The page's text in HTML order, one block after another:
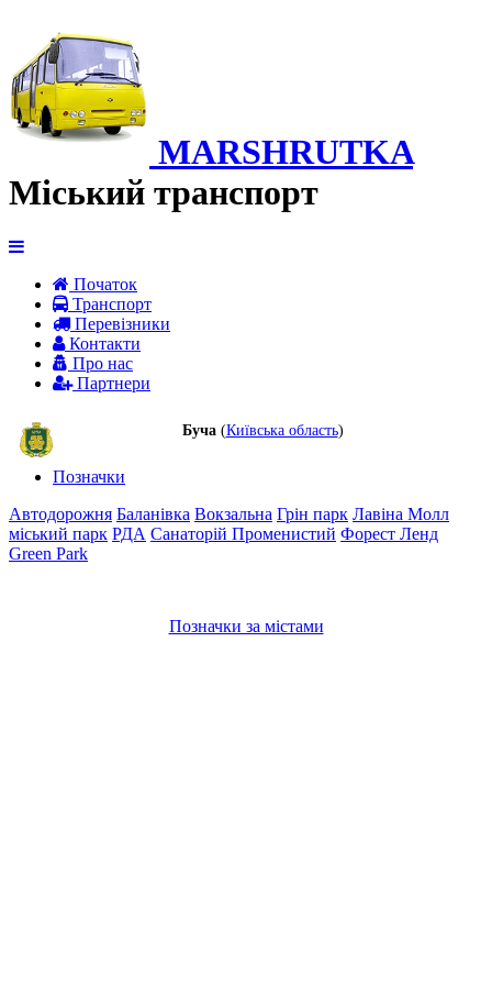
MARSHRUTKA
Міський транспорт
Початок
Транспорт
Перевiзники
Контакти
Про нас
Партнери
Буча(Київська область)
Позначки
Автодорожня Баланівка Вокзальна Грін парк Лавіна Молл
міський парк РДА Санаторій Променистий Форест Ленд
Green Park
Позначки за містами